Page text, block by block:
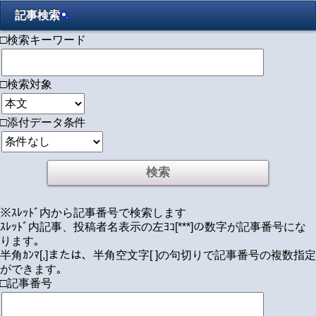
記事検索
□検索キーワード
□検索対象
□添付データ条件
※ｽﾚｯﾄﾞ内から記事番号で検索します
ｽﾚｯﾄﾞ内記事、投稿者名表示の左ﾖｺ[***]の数字が記事番号にな
ります｡
半角ｶﾝﾏ[,]または、半角空文字[ ]の句切りで記事番号の複数指定
ができます｡
□記事番号